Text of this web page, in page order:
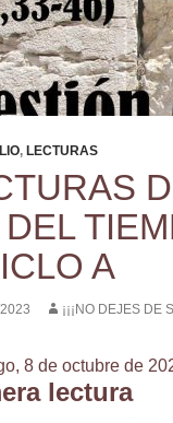
, LECTURAS
DEL
A
¡¡¡NO DEJES DE
8 de octubre de
lectura